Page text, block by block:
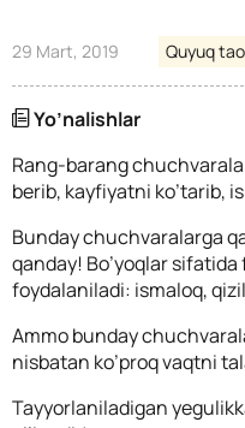
29 Mart, 2019 Quyuq
Yo’nalishlar
Rang-barang
berib, kayfiyatni ko’tarib,
Bunday chuchvaralarga
qanday! Bo’yoqlar
foydalaniladi: ismaloq,
Ammo bunday
nisbatan ko’proq vaqtni
Tayyorlaniladigan